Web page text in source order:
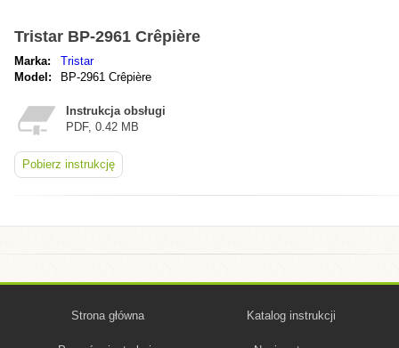
Tristar BP-2961 Crêpière
Marka:
Tristar
Model:
BP-2961 Crêpière
Instrukcja obsługi
PDF, 0.42 MB
Pobierz instrukcję
Strona główna Katalog instrukcji